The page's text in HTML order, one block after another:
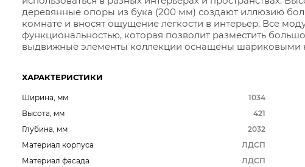
деревянные опоры из бука (200 мм) создают иллюзию
комнате и вносят ощущение легкости в интерьер. Все
функциональностью, которая позволит разместить
выдвижные элементы коллекции оснащены
ХАРАКТЕРИСТИКИ
Ширина, мм
1034
Высота, мм
421
Глубина, мм
2032
Материал корпуса
ЛДСП
Материал фасада
ЛДСП